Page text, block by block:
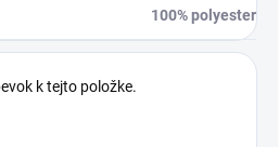
100% polyester
k tejto položke.